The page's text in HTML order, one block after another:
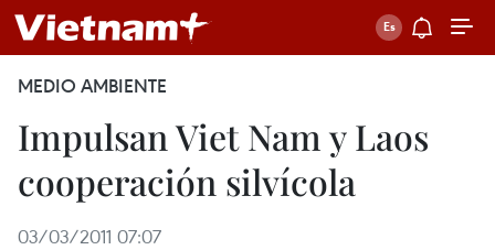
MEDIO AMBIENTE
Impulsan Viet Nam y Laos
cooperación silvícola
03/03/2011 07:07